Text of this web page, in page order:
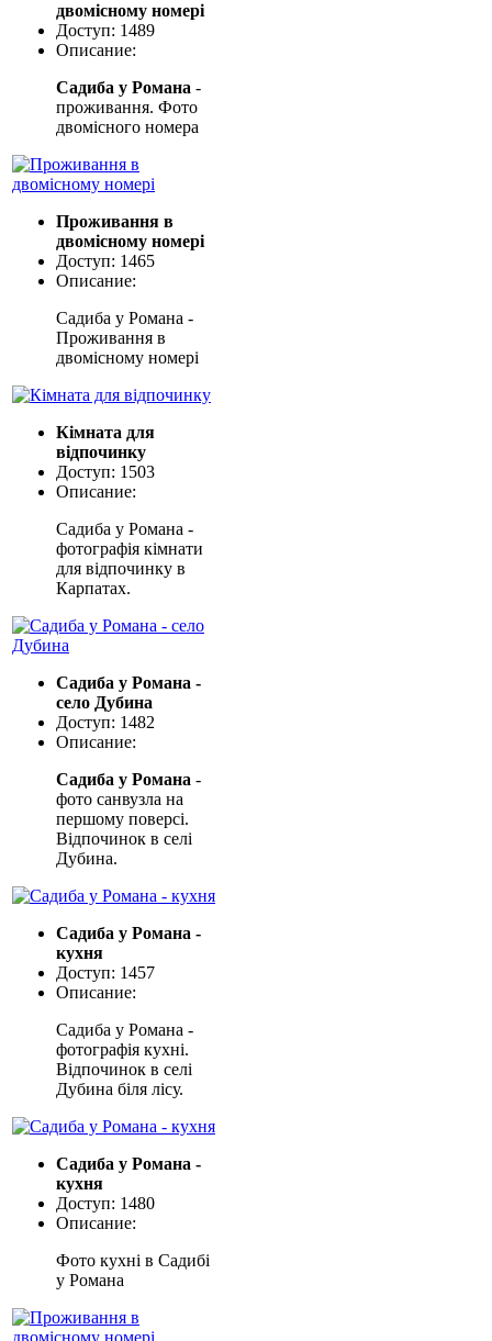
двомісному номері
Доступ: 1489
Описание:
Садиба у Романа -
проживання. Фото
двомісного номера
Проживання в
двомісному номері
Доступ: 1465
Описание:
Садиба у Романа -
Проживання в
двомісному номері
Кімната для
відпочинку
Доступ: 1503
Описание:
Садиба у Романа -
фотографія кімнати
для відпочинку в
Карпатах.
Садиба у Романа -
село Дубина
Доступ: 1482
Описание:
Садиба у Романа -
фото санвузла на
першому поверсі.
Відпочинок в селі
Дубина.
Садиба у Романа -
кухня
Доступ: 1457
Описание:
Садиба у Романа -
фотографія кухні.
Відпочинок в селі
Дубина біля лісу.
Садиба у Романа -
кухня
Доступ: 1480
Описание:
Фото кухні в Садибі
у Романа